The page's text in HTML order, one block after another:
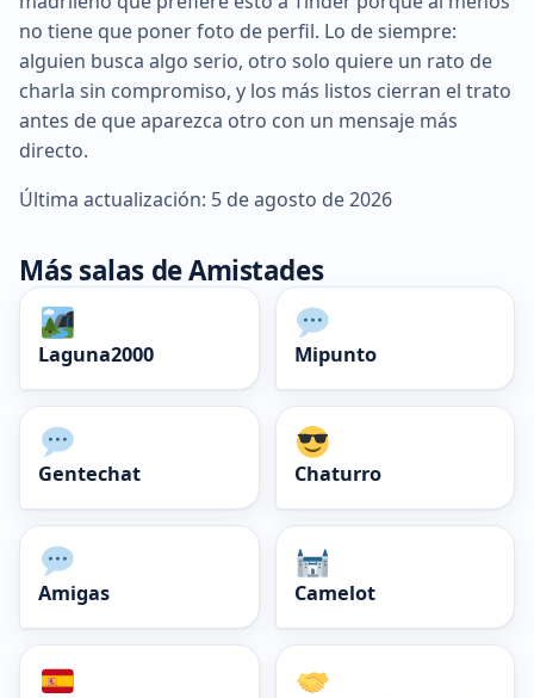
no tiene que poner foto de perfil. Lo de siempre:
alguien busca algo serio, otro solo quiere un rato de
charla sin compromiso, y los más listos cierran el trato
antes de que aparezca otro con un mensaje más
directo.
Última actualización: 5 de agosto de 2026
Más salas de Amistades
Laguna2000 Mipunto
Gentechat Chaturro
Amigas Camelot